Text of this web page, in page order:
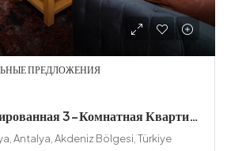
ПРЕДЛОЖЕНИЯ
Полностью Меблированная 3-Комнатная Квартира На Продажу В Обе
Antalya, Akdeniz Bölgesi, Türkiye